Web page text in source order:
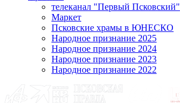
телеканал "Первый Псковский"
Маркет
Псковские храмы в ЮНЕСКО
Народное признание 2025
Народное признание 2024
Народное признание 2023
Народное признание 2022